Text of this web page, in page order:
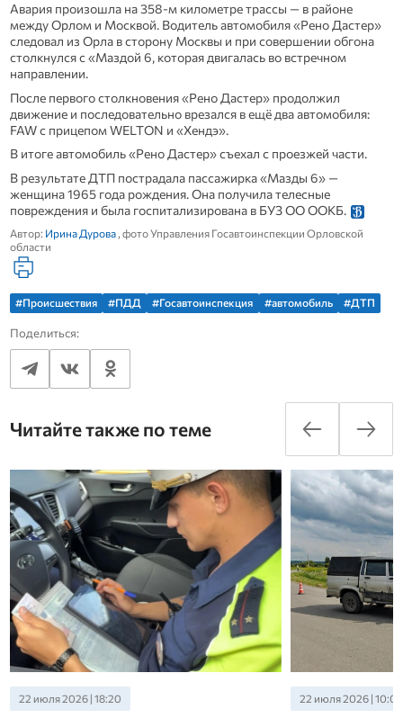
Авария произошла на 358‑м километре трассы — в районе
между Орлом и Москвой. Водитель автомобиля «Рено Дастер»
следовал из Орла в сторону Москвы и при совершении обгона
столкнулся с «Маздой 6, которая двигалась во встречном
направлении.
После первого столкновения «Рено Дастер» продолжил
движение и последовательно врезался в ещё два автомобиля:
FAW с прицепом WELTON и «Хендэ».
В итоге автомобиль «Рено Дастер» съехал с проезжей части.
В результате ДТП пострадала пассажирка «Мазды 6» —
женщина 1965 года рождения. Она получила телесные
повреждения и была госпитализирована в БУЗ ОО ООКБ.
Автор: Ирина Дурова, фото Управления Госавтоинспекции Орловской
области
#Происшествия #ПДД #Госавтоинспекция #автомобиль #ДТП
Поделиться:
Читайте также по теме
22 июля 2026 | 18:20 22 июля 2026 | 10:00